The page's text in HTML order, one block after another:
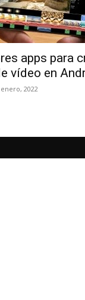
Uptodown
apps para
vídeo en
2022